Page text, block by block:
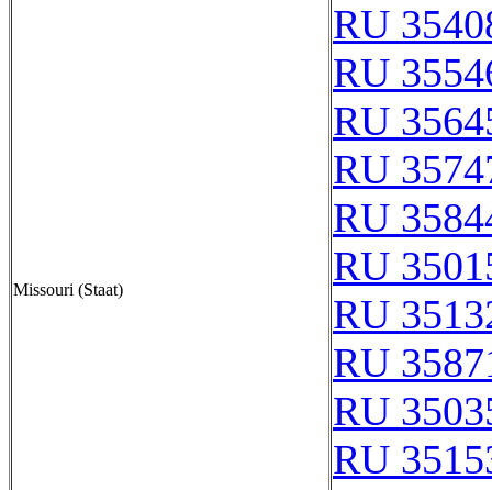
Missouri (Staat)
RU
RU
RU
RU
RU
RU
RU
RU
RU
RU